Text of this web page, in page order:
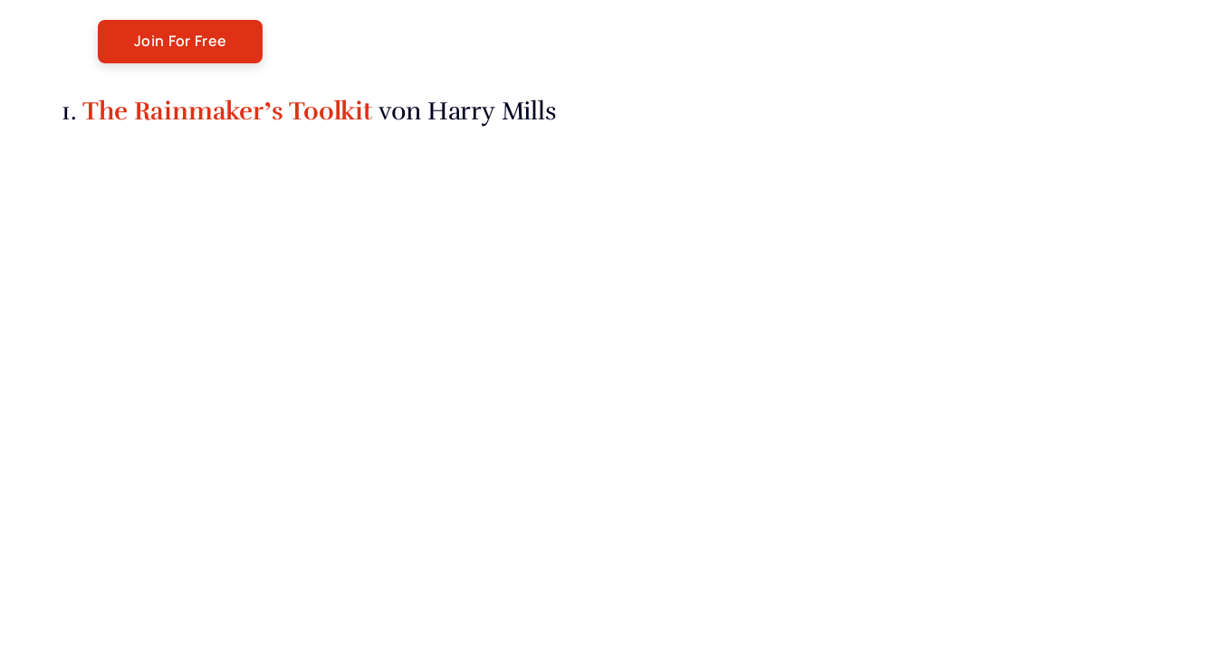
1.The Rainmaker’s Toolkitvon Harry Mills